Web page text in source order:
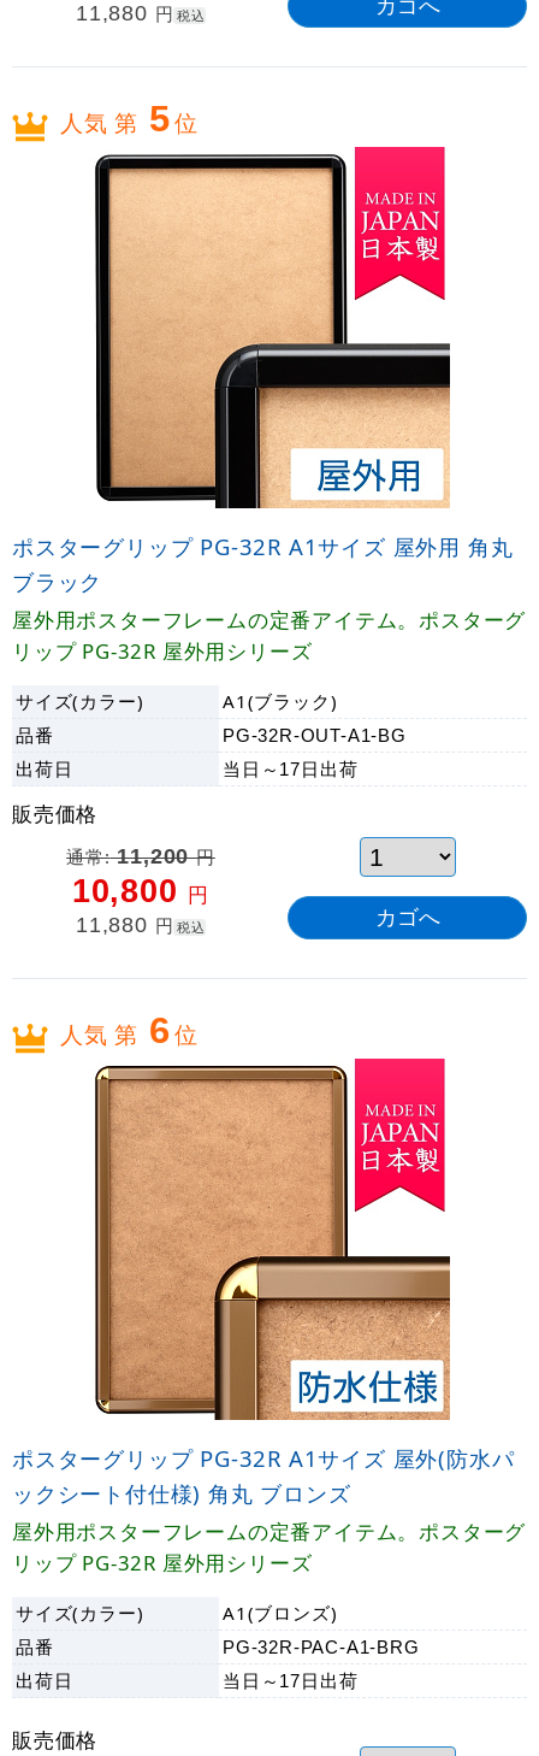
11,880 円 税込
人気 第 5位
ポスターグリップ PG-32R A1サイズ 屋外用 角丸
ブラック
屋外用ポスターフレームの定番アイテム。ポスターグ
リップ PG-32R 屋外用シリーズ
サイズ(カラー)
A1(ブラック)
品番
PG-32R-OUT-A1-BG
出荷日 当日～17日 出荷
販売価格
通常:11,200円
10,800 円
11,880 円 税込
人気 第 6位
ポスターグリップ PG-32R A1サイズ 屋外(防水パ
ックシート付仕様) 角丸 ブロンズ
屋外用ポスターフレームの定番アイテム。ポスターグ
リップ PG-32R 屋外用シリーズ
サイズ(カラー)
A1(ブロンズ)
品番
PG-32R-PAC-A1-BRG
出荷日 当日～17日 出荷
販売価格